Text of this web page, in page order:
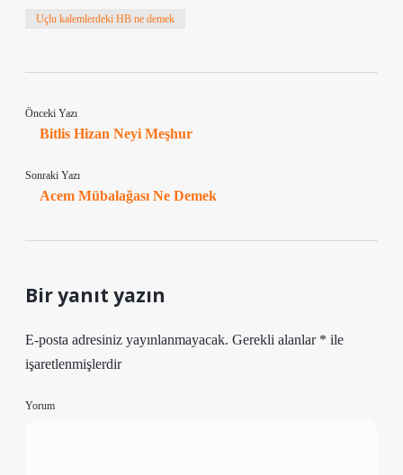
Uçlu kalemlerdeki HB ne demek
Önceki Yazı
Bitlis Hizan Neyi Meşhur
Sonraki Yazı
Acem Mübalağası Ne Demek
Bir yanıt yazın
E-posta adresiniz yayınlanmayacak. Gerekli alanlar * ile
işaretlenmişlerdir
Yorum